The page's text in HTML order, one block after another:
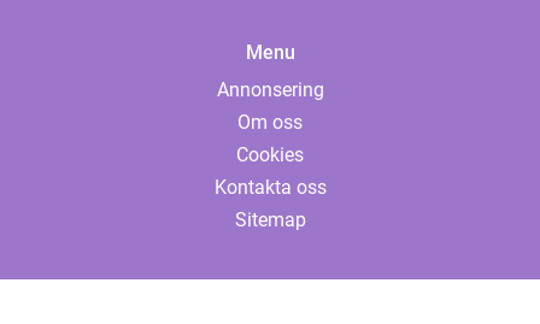
Menu
Annonsering
Om oss
Cookies
Kontakta oss
Sitemap